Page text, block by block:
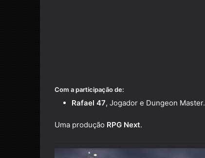
Com a participação de:
Rafael 47, Jogador e Dungeon Master.
Uma produção RPG Next.